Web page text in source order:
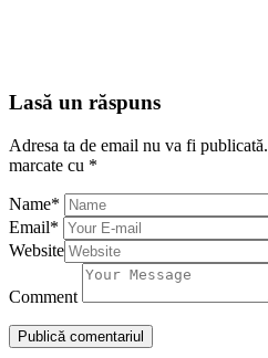
Lasă un răspuns
Adresa ta de email nu va fi publicată.
marcate cu *
Name*
Email*
Website
Comment